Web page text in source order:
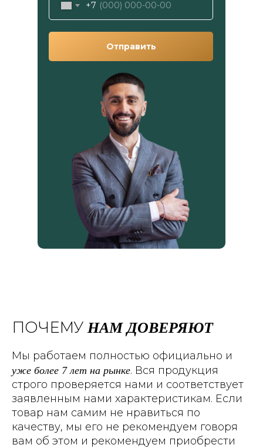
+7
Отправить
ПОЧЕМУ НАМ ДОВЕРЯЮТ
Мы работаем полностью официально и
уже более 7 лет на рынке. Вся продукция
строго проверяется нами и соответствует
заявленным нами характеристикам. Если
товар нам самим не нравиться по
качеству, мы его не рекомендуем говоря
вам об этом и рекомендуем приобрести